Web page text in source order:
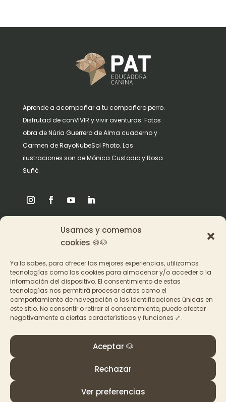
Usamos y comemos
cookies 🍪🐶
Ya lo sabes, para ofrecer las mejores experiencias, utilizamos
tecnologías como las cookies para almacenar y/o acceder a la
información del dispositivo. El consentimiento de estas
tecnologías nos permitirá procesar datos como el
comportamiento de navegación o las identificaciones únicas en
este sitio. No consentir o retirar el consentimiento, puede afectar
negativamente a ciertas características y funciones 🦴.
Aceptar 🐶
Rechazar
Ver preferencias
Aprende a acompañar a tu compañero perro.
Disfrutad de conVIVIR y vivir aventuras. Fotos
obra de Núria Guerrero de Alma cuaderno y
Carmen de RayoNubeSol Photo. Las
ilustraciones son de Mónica Custodio y Rosa
Suñè.
Acceder a los cursos
Contacto
© PAT Educadora Canina, Galicia
cookies